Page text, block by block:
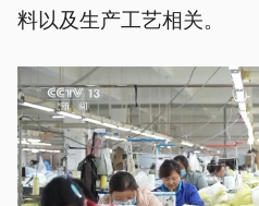
料以及生产工艺相关。